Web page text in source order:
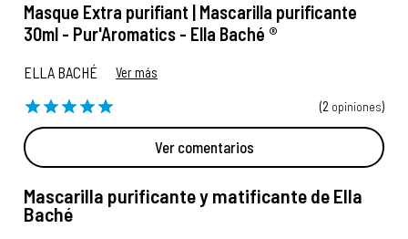
Masque Extra purifiant | Mascarilla purificante
30ml - Pur'Aromatics - Ella Baché ®
ELLA BACHÉ Ver más
(2 opiniones)
Ver comentarios
Mascarilla purificante y matificante de Ella
Baché